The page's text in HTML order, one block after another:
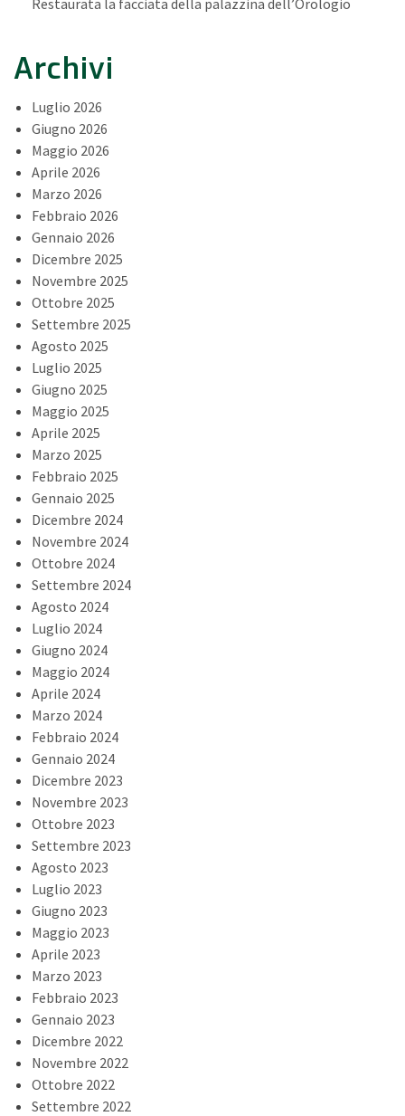
Restaurata la facciata della palazzina dell’Orologio
Archivi
Luglio 2026
Giugno 2026
Maggio 2026
Aprile 2026
Marzo 2026
Febbraio 2026
Gennaio 2026
Dicembre 2025
Novembre 2025
Ottobre 2025
Settembre 2025
Agosto 2025
Luglio 2025
Giugno 2025
Maggio 2025
Aprile 2025
Marzo 2025
Febbraio 2025
Gennaio 2025
Dicembre 2024
Novembre 2024
Ottobre 2024
Settembre 2024
Agosto 2024
Luglio 2024
Giugno 2024
Maggio 2024
Aprile 2024
Marzo 2024
Febbraio 2024
Gennaio 2024
Dicembre 2023
Novembre 2023
Ottobre 2023
Settembre 2023
Agosto 2023
Luglio 2023
Giugno 2023
Maggio 2023
Aprile 2023
Marzo 2023
Febbraio 2023
Gennaio 2023
Dicembre 2022
Novembre 2022
Ottobre 2022
Settembre 2022